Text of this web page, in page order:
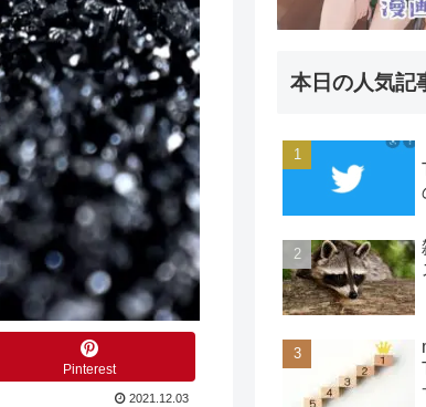
Pinterest
2021.12.03
本日の人気記